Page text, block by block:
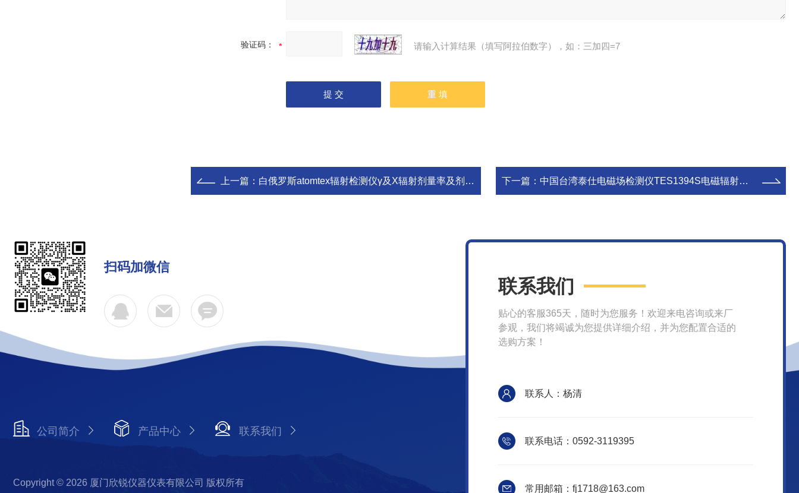
验证码： 请输入计算结果（填写阿拉伯数字），如：三加四=7
上一篇： 白俄罗斯atomtex辐射检测仪γ及X辐射剂量率及剂量AT6130 下一篇： 中国台湾泰仕电磁场检测仪TES1394S电磁辐射检测仪TES-1394S
扫码加微信
公司简介 产品中心 联系我们
Copyright © 2026 厦门欣锐仪器仪表有限公司 版权所有
联系我们
贴心的客服365天，随时为您服务！欢迎来电咨询或来厂
参观，我们将竭诚为您提供详细介绍，并为您配置合适的
选购方案！
联系人：杨清
联系电话：0592-3119395
常用邮箱：fj1718@163.com